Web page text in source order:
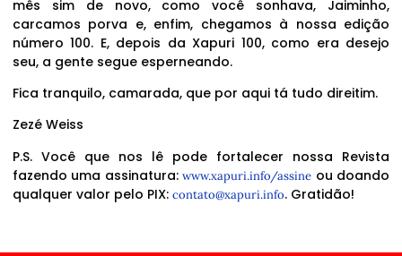
mês sim de novo, como você sonhava, Jaiminho,
carcamos porva e, enfim, chegamos à nossa edição
número 100. E, depois da Xapuri 100, como era desejo
seu, a gente segue esperneando.
Fica tranquilo, camarada, que por aqui tá tudo direitim.
Zezé Weiss
P.S. Você que nos lê pode fortalecer nossa Revista
fazendo uma assinatura:www.xapuri.info/assine ou doando
qualquer valor pelo PIX: contato@xapuri.info. Gratidão!